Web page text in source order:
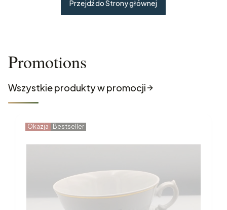
Przejdź do Strony głównej
Promotions
Wszystkie produkty w promocji
Okazja Bestseller